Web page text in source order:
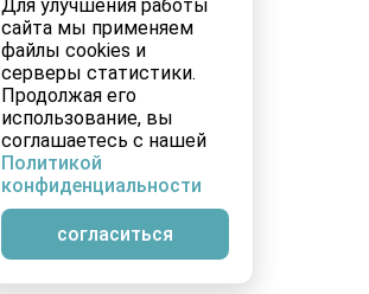
Для улучшения работы
сайта мы применяем
файлы cookies и
серверы статистики.
Продолжая его
использование, вы
соглашаетесь с нашей
Политикой
конфиденциальности
согласиться